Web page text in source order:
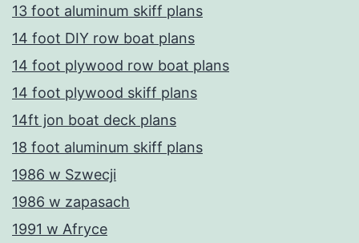
13 foot aluminum skiff plans
14 foot DIY row boat plans
14 foot plywood row boat plans
14 foot plywood skiff plans
14ft jon boat deck plans
18 foot aluminum skiff plans
1986 w Szwecji
1986 w zapasach
1991 w Afryce